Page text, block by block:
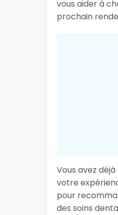
vous aider à
prochain
Vous avez
votre
pour
des soins